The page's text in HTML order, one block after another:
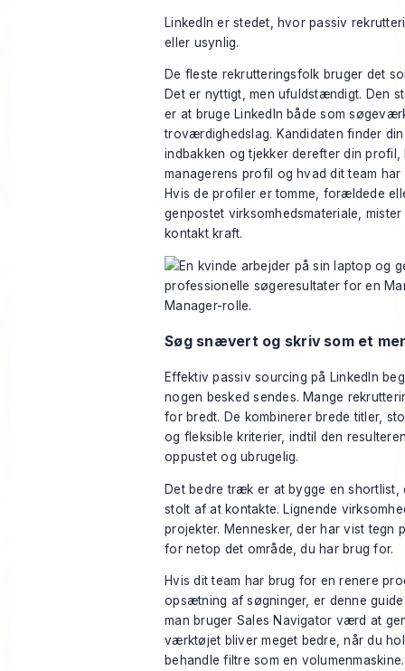
LinkedIn er stedet, hvor passiv
eller usynlig.
De fleste rekrutteringsfolk bruger det
Det er nyttigt, men ufuldstændigt. Den
er at bruge LinkedIn både som
troværdighedslag. Kandidaten finder
indbakken og tjekker derefter din profil,
managerens profil og hvad dit team
Hvis de profiler er tomme, forældede
genpostet virksomhedsmateriale,
kontakt kraft.
Søg snævert og skriv som et
Effektiv passiv sourcing på LinkedIn
nogen besked sendes. Mange
for bredt. De kombinerer brede titler,
og fleksible kriterier, indtil den
oppustet og ubrugelig.
Det bedre træk er at bygge en
stolt af at kontakte. Lignende
projekter. Mennesker, der har vist tegn
for netop det område, du har brug for.
Hvis dit team har brug for en renere
opsætning af søgninger, er denne
man bruger Sales Navigator værd at
værktøjet bliver meget bedre, når du
behandle filtre som en volumenmaskine.